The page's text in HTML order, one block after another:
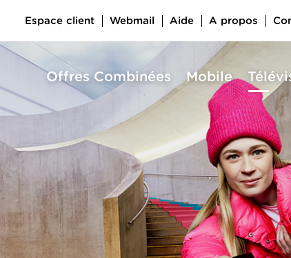
Offres Combinées Mobile
Espace client Webmail Aide A propos